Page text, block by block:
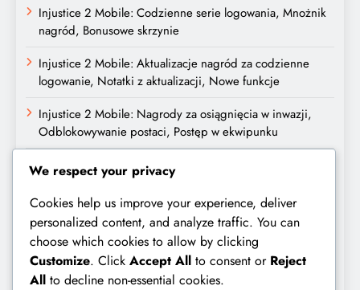
Injustice 2 Mobile: Codzienne serie logowania, Mnożnik
nagród, Bonusowe skrzynie
Injustice 2 Mobile: Aktualizacje nagród za codzienne
logowanie, Notatki z aktualizacji, Nowe funkcje
Injustice 2 Mobile: Nagrody za osiągnięcia w inwazji,
Odblokowywanie postaci, Postęp w ekwipunku
Injustice 2 Mobile: Podział nagród w Arenie, poziomy
Tiers, struktury nagród
Kategorie
Codzienne nagrody
We respect your privacy
Cookies help us improve your experience, deliver
personalized content, and analyze traffic. You can
choose which cookies to allow by clicking
Customize. Click Accept All to consent or Reject
All to decline non-essential cookies.